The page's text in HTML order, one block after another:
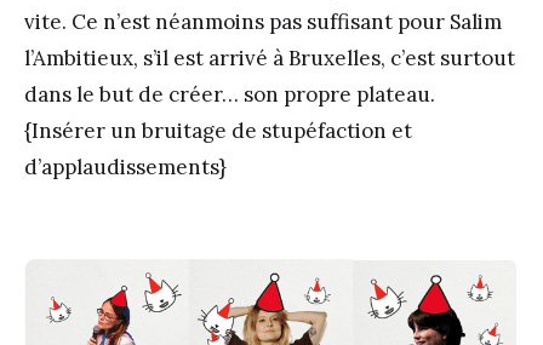
vite. Ce n’est néanmoins pas suffisant pour Salim
l’Ambitieux, s’il est arrivé à Bruxelles, c’est surtout
dans le but de créer… son propre plateau.
{Insérer un bruitage de stupéfaction et
d’applaudissements}